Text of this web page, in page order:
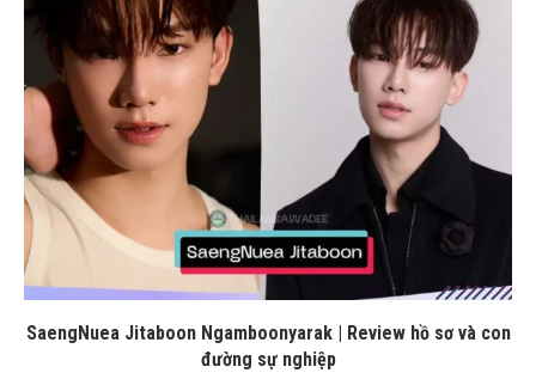
SaengNuea Jitaboon Ngamboonyarak | Review hồ sơ và con
đường sự nghiệp